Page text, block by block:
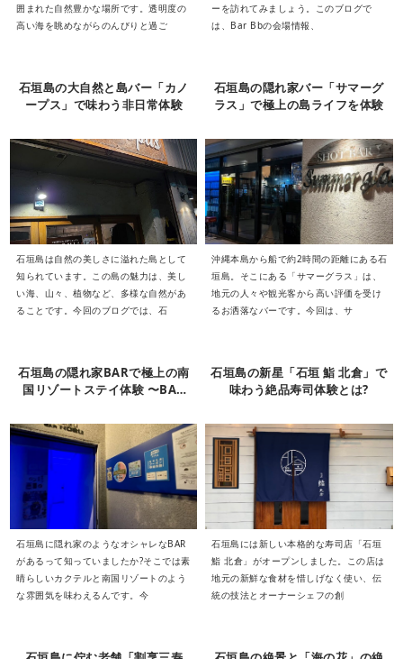
囲まれた自然豊かな場所です。透明度の
高い海を眺めながらのんびりと過ご
ーを訪れてみましょう。このブログで
は、Bar Bbの会場情報、
石垣島の大自然と島バー「カノ
ープス」で味わう非日常体験
石垣島は自然の美しさに溢れた島として
知られています。この島の魅力は、美し
い海、山々、植物など、多様な自然があ
ることです。今回のブログでは、石
石垣島の隠れ家バー「サマーグ
ラス」で極上の島ライフを体験
沖縄本島から船で約2時間の距離にある石
垣島。そこにある「サマーグラス」は、
地元の人々や観光客から高い評価を受け
るお洒落なバーです。今回は、サ
石垣島の隠れ家BARで極上の南
国リゾートステイ体験 〜BAR
石垣島に隠れ家のようなオシャレなBAR
があるって知っていましたか?そこでは素
晴らしいカクテルと南国リゾートのよう
な雰囲気を味わえるんです。今
石垣島の新星「石垣 鮨 北倉」で
味わう絶品寿司体験とは?
石垣島には新しい本格的な寿司店「石垣
鮨 北倉」がオープンしました。この店は
地元の新鮮な食材を惜しげなく使い、伝
統の技法とオーナーシェフの創